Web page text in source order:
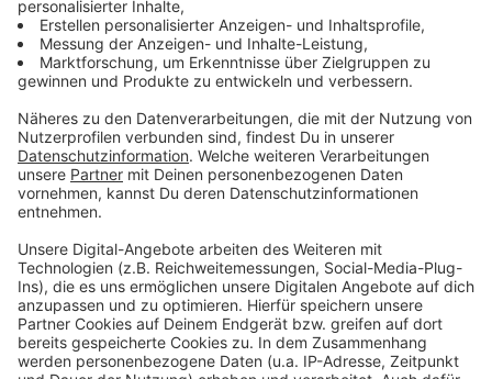
Mehr Meldungen aus Leverkusen
Anzeige
Brand in Leverkusen-Bürrig: Person gerettet
Bettensteuer führt zu volleren Hotels in Leverkusen
Leverkusen: Bürrig sammelt Müll
Anzeige